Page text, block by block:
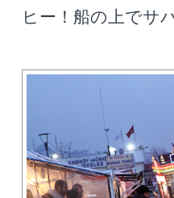
ヒー！船の上でサ